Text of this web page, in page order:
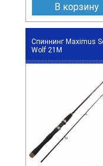
В корзину
Спиннинг Maximus
Wolf 21M